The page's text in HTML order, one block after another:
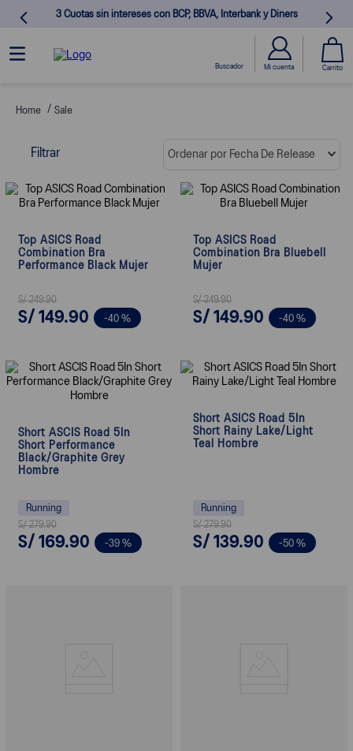
3 Cuotas sin intereses con BCP, BBVA, Interbank y Diners
Sale
Filtrar Ordenar por Fecha De Release
Top ASICS Road
Combination Bra
Performance Black Mujer
S/ 249.90
S/ 149.90 -40 %
Top ASICS Road
Combination Bra Bluebell
Mujer
S/ 249.90
S/ 149.90 -40 %
Short ASCIS Road 5In
Short Performance
Black/Graphite Grey
Hombre
Running
S/ 279.90
S/ 169.90 -39 %
Short ASICS Road 5In
Short Rainy Lake/Light
Teal Hombre
Running
S/ 279.90
S/ 139.90 -50 %